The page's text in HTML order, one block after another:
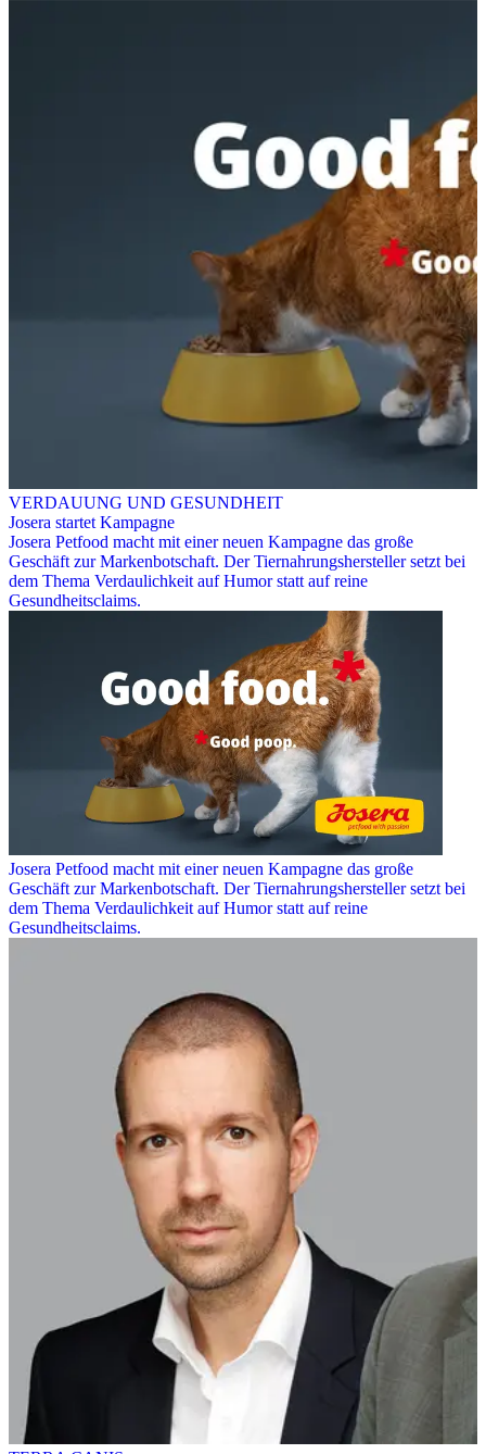
VERDAUUNG UND GESUNDHEIT
Josera startet Kampagne
Josera Petfood macht mit einer neuen Kampagne das große
Geschäft zur Markenbotschaft. Der Tiernahrungshersteller setzt bei
dem Thema Verdaulichkeit auf Humor statt auf reine
Gesundheitsclaims.
Josera Petfood macht mit einer neuen Kampagne das große
Geschäft zur Markenbotschaft. Der Tiernahrungshersteller setzt bei
dem Thema Verdaulichkeit auf Humor statt auf reine
Gesundheitsclaims.